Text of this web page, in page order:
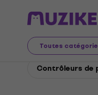
Toutes
Orange Guitares
Orange
Contrôleurs de